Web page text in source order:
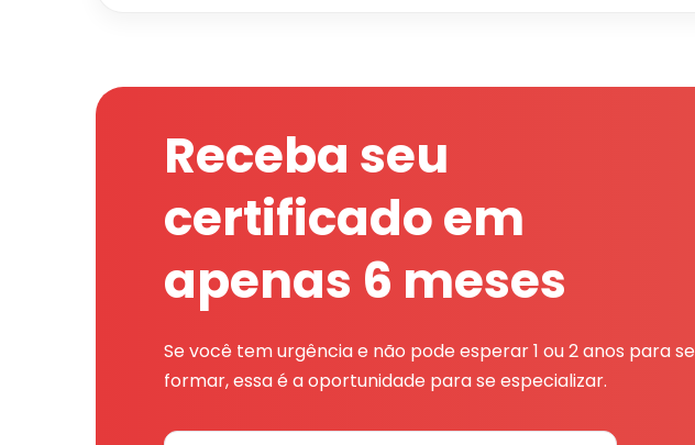
Receba seu
certificado em
apenas 6 meses
Se você tem urgência e não pode esperar 1 ou 2 anos para se
formar, essa é a oportunidade para se especializar.